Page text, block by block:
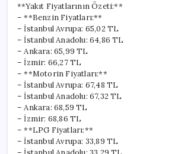
**Yakıt Fiyatlarının Özeti:**
– **Benzin Fiyatları:**
– İstanbul Avrupa: 65,02 TL
– İstanbul Anadolu: 64,86 TL
– Ankara: 65,99 TL
– İzmir: 66,27 TL
– **Motorin Fiyatları:**
– İstanbul Avrupa: 67,48 TL
– İstanbul Anadolu: 67,32 TL
– Ankara: 68,59 TL
– İzmir: 68,86 TL
– **LPG Fiyatları:**
– İstanbul Avrupa: 33,89 TL